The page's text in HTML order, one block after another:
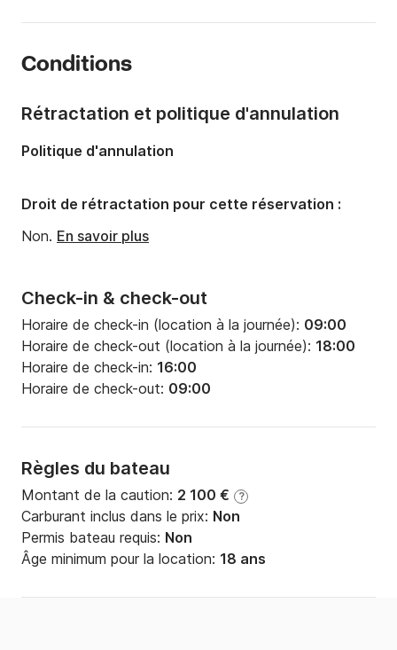
et consommables (varie entre 8.40€ et 17.60€/h de
- Forfait nettoyage fin de séjour
- Le kit linge de cuisine
- Le service de conciergerie
tarif’
Différentes options sont disponibles, il est préférable
de cuisine, produits d’entretien écologique, parkings,
etc.
REMISES :
- Remise Famille : -10% pour 1 enfant de moins de
- Remise Couple : -10% pour un bateau occupé par 2
- Remise Seniors : -6% si au moins une personne à
bord a 60 ans ou plus
- Longue durée : de -5% à -15%
******************
Tirant d'eau:0m
Capacité à bord:
Nombre de salles de bains:3
Conditions
Check-in & check-out
Horaire de check-in (location à la journée): 09:00
Horaire de check-out (location à la journée): 18:00
Horaire de check-in: 16:00
Horaire de check-out: 09:00
Règles du bateau
Montant de la caution: 2 100 € ?
Carburant inclus dans le prix: Non
Permis bateau requis: Non
Âge minimum pour la location: 18 ans
Rétractation et politique d'annulation
Politique d'annulation
Droit de rétractation pour cette réservation :
Non. En savoir plus